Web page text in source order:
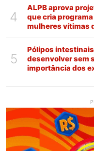
4
ALPB aprova
que cria
mulheres vítimas
5
Pólipos
desenvolver sem
importância dos